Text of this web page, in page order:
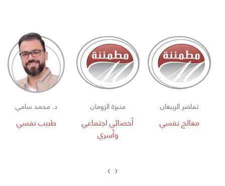
تماضر الربيعان
معالج نفسي
منيرة الزومان
أخصائي اجتماعي
وأسري
د. محمد سامي
طبيب نفسي
‹
›